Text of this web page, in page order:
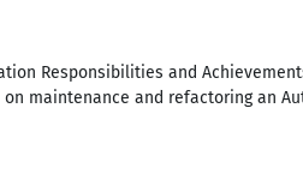
Responsibilities and
maintenance and refactoring an